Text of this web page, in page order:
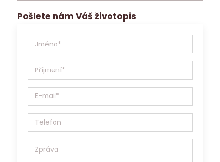
zpracovávat v souladu se Zákonem o ochraně osobních
údajů 110/2019 Sb. a v souladu s Obecným nařízením o
ochraně osobních údajů (EU) 2016/679, a to výhradně za
účelem prezentace potenciálním zaměstnavatelům a
agentura s platným povolením Generálního ředitelství
Úřadu práce ČR a osobní údaje může v souladu s účelem
Pošlete nám Váš životopis